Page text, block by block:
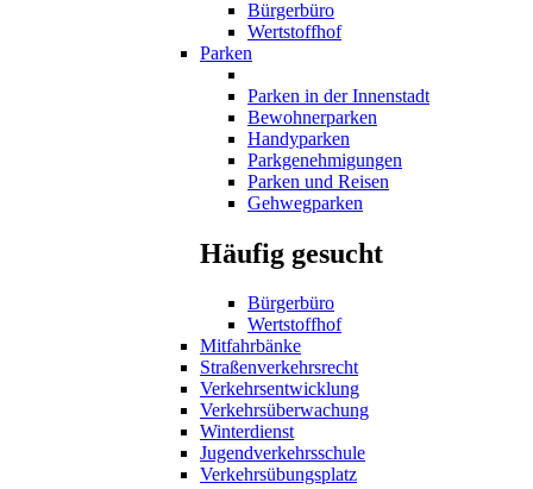
Bürgerbüro
Wertstoffhof
Parken
Parken in der Innenstadt
Bewohnerparken
Handyparken
Parkgenehmigungen
Parken und Reisen
Gehwegparken
Häufig gesucht
Bürgerbüro
Wertstoffhof
Mitfahrbänke
Straßenverkehrsrecht
Verkehrsentwicklung
Verkehrsüberwachung
Winterdienst
Jugendverkehrsschule
Verkehrsübungsplatz